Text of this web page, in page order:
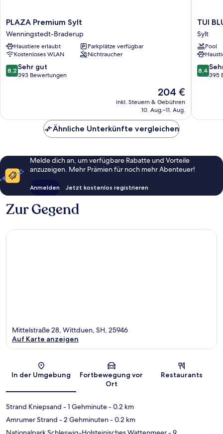
PLAZA
Premium
Sylt
Wenningstedt-
Braderup
PLAZA Premium Sylt
Wenningstedt-Braderup
Haustiere erlaubt
Parkplätze verfügbar
Kostenloses WLAN
Nichtraucher
8.2
von
Bewertungen
8,2 Sehr gut
393 Bewertungen
Der
Preis
beträgt
204 €
inkl. Steuern & Gebühren
10. Aug.–11. Aug.
TUI
BLUE
Sylt
Sylt
TUI
Sylt
Pool
8.4
von
8,4
395
Ähnliche Unterkünfte vergleichen
Melde dich an, um verfügbare Rabatte und Vorteile
anzuzeigen. Mehr Prämien für noch mehr Abenteuer!
Anmelden Jetzt kostenlos registrieren
Zur Gegend
Karte
Mittelstraße 28, Wittduen, SH, 25946
Auf Karte anzeigen
In der Umgebung
Fortbewegung vor
Ort
Restaurants
Strand Kniepsand - 1 Gehminute- 0.2 km
Amrumer Strand - 2 Gehminuten- 0.2 km